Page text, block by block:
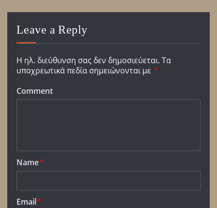
Leave a Reply
Η ηλ. διεύθυνση σας δεν δημοσιεύεται. Τα
υποχρεωτικά πεδία σημειώνονται με *
Comment
Name*
Email*